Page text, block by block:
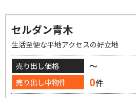
セルダン青木
生活至便な平地アクセスの好立地
売り出し価格 ～
売り出し中物件 0件